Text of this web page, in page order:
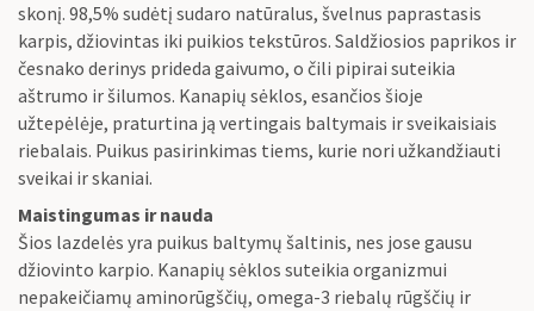
skonį. 98,5% sudėtį sudaro natūralus, švelnus paprastasis
karpis, džiovintas iki puikios tekstūros. Saldžiosios paprikos ir
česnako derinys prideda gaivumo, o čili pipirai suteikia
aštrumo ir šilumos. Kanapių sėklos, esančios šioje
užtepėlėje, praturtina ją vertingais baltymais ir sveikaisiais
riebalais. Puikus pasirinkimas tiems, kurie nori užkandžiauti
sveikai ir skaniai.
Maistingumas ir nauda
Šios lazdelės yra puikus baltymų šaltinis, nes jose gausu
džiovinto karpio. Kanapių sėklos suteikia organizmui
nepakeičiamų aminorūgščių, omega-3 riebalų rūgščių ir